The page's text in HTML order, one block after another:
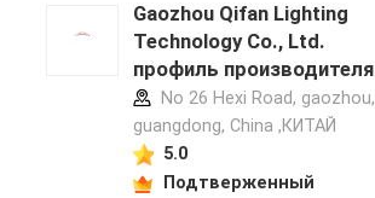
Gaozhou Qifan Lighting
Technology Co., Ltd.
профиль производителя
No 26 Hexi Road, gaozhou,
guangdong, China ,КИТАЙ
5.0
Подтверженный